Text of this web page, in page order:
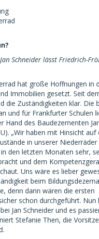
Schneider lässt Friedrich-
hat große Hoffnungen in
Immobilien gesetzt. Seit
die Zuständigkeiten klar. Die
und für Frankfurter Schulen
Hand des Baudezernenten
„Wir haben mit Hinsicht auf
in unserer Niederräder
den letzten Monaten sehr,
und dem
Uns wäre es lieber
beim
denn dann wären die ersten
schon durchgeführt. Nun
Jan Schneider und es
Stefanie Then, die